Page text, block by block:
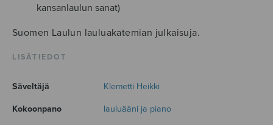
kansanlaulun sanat)
Suomen Laulun lauluakatemian julkaisuja.
LISÄTIEDOT
Säveltäjä Klemetti Heikki
Kokoonpano lauluääni ja piano